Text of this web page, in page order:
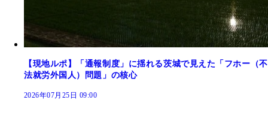
【現地ルポ】「通報制度」に揺れる茨城で見えた「フホー（不
法就労外国人）問題」の核心
2026年07月25日 09:00